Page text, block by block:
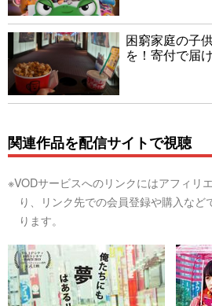
困窮家庭の子
を！寄付で届
関連作品を配信サイトで視聴
※VODサービスへのリンクにはアフィリ
り、リンク先での会員登録や購入な
ります。